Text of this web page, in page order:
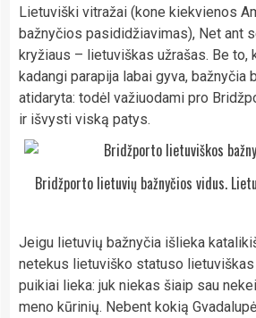
Lietuviški vitražai (kone kiekvienos
bažnyčios pasididžiavimas), Net ant
kryžiaus – lietuviškas užrašas. Be to,
kadangi parapija labai gyva, bažnyčia
atidaryta: todėl važiuodami pro
ir išvysti viską patys.
Bridžporto lietuvių bažnyčios vidus.
Jeigu lietuvių bažnyčia išlieka
netekus lietuviško statuso
puikiai lieka: juk niekas šiaip sau
meno kūrinių. Nebent kokią